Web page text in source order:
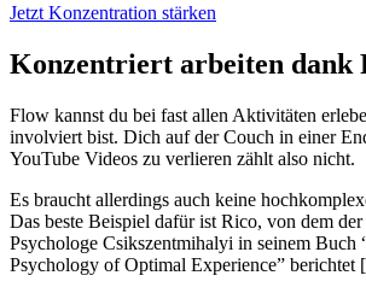
Jetzt Konzentration stärken
Konzentriert arbeiten dank
Flow kannst du bei fast allen Aktivitäten
involviert bist. Dich auf der Couch in einer
YouTube Videos zu verlieren zählt also nicht.
Es braucht allerdings auch keine
Das beste Beispiel dafür ist Rico, von dem der
Psychologe Csikszentmihalyi in seinem Buch
Psychology of Optimal Experience” berichtet